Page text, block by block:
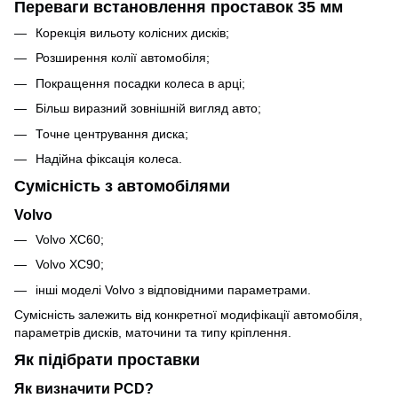
Переваги встановлення проставок 35 мм
Корекція вильоту колісних дисків;
Розширення колії автомобіля;
Покращення посадки колеса в арці;
Більш виразний зовнішній вигляд авто;
Точне центрування диска;
Надійна фіксація колеса.
Сумісність з автомобілями
Volvo
Volvo XC60;
Volvo XC90;
інші моделі Volvo з відповідними параметрами.
Сумісність залежить від конкретної модифікації автомобіля,
параметрів дисків, маточини та типу кріплення.
Як підібрати проставки
Як визначити PCD?